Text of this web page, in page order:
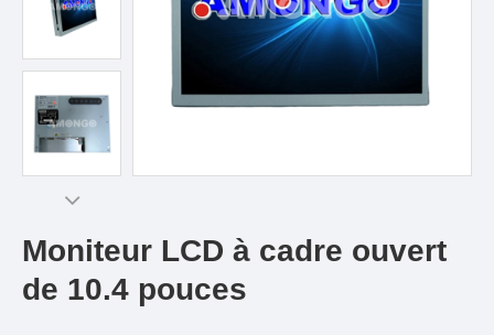
Moniteur LCD à cadre ouvert
de 10.4 pouces